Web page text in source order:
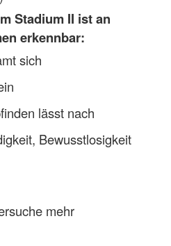
Stadium II ist an
erkennbar:
sich
lässt nach
Bewusstlosigkeit
mehr